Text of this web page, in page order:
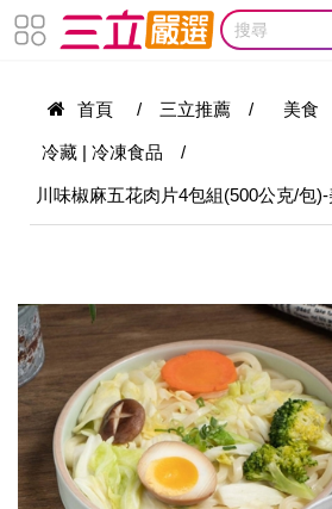
首頁 / 三立推薦 / 美食
冷藏 | 冷凍食品 /
川味椒麻五花肉片4包組(500公克/包